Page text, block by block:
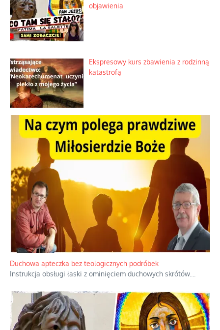
objawienia
Ekspresowy kurs zbawienia z rodzinną
katastrofą
Duchowa apteczka bez teologicznych podróbek
Instrukcja obsługi łaski z ominięciem duchowych skrótów.